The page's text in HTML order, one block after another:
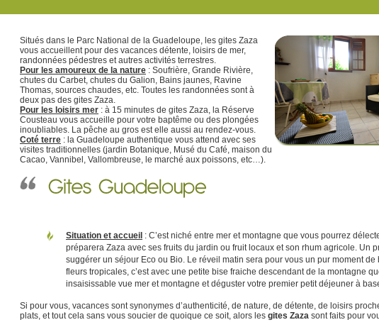
Situés dans le Parc National de la Guadeloupe, les gites Zaza
vous accueillent pour des vacances détente, loisirs de mer,
randonnées pédestres et autres activités terrestres.
Pour les amoureux de la nature : Soufrière, Grande Rivière,
chutes du Carbet, chutes du Galion, Bains jaunes, Ravine
Thomas, sources chaudes, etc. Toutes les randonnées sont à
deux pas des gites Zaza.
Pour les loisirs mer : à 15 minutes de gites Zaza, la Réserve
Cousteau vous accueille pour votre baptême ou des plongées
inoubliables. La pêche au gros est elle aussi au rendez-vous.
Coté terre : la Guadeloupe authentique vous attend avec ses
visites traditionnelles (jardin Botanique, Musé du Café, maison du
Cacao, Vannibel, Vallombreuse, le marché aux poissons, etc…).
Situation et accueil : C’est niché entre mer et montagne que vous pourrez
préparera Zaza avec ses fruits du jardin ou fruit locaux et son rhum agricole. Un
suggérer un séjour Eco ou Bio. Le réveil matin sera pour vous un pur moment de
fleurs tropicales, c’est avec une petite bise fraiche descendant de la montagne
insaisissable vue mer et montagne et déguster votre premier petit déjeuner à
Si pour vous, vacances sont synonymes d’authenticité, de nature, de détente, de loisirs
plats, et tout cela sans vous soucier de quoique ce soit, alors les gites Zaza sont faits pour